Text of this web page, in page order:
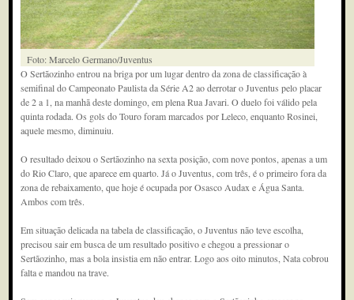
Foto: Marcelo Germano/Juventus
O Sertãozinho entrou na briga por um lugar dentro da zona de classificação à
semifinal do Campeonato Paulista da Série A2 ao derrotar o Juventus pelo placar
de 2 a 1, na manhã deste domingo, em plena Rua Javari. O duelo foi válido pela
quinta rodada. Os gols do Touro foram marcados por Leleco, enquanto Rosinei,
aquele mesmo, diminuiu.
O resultado deixou o Sertãozinho na sexta posição, com nove pontos, apenas a um
do Rio Claro, que aparece em quarto. Já o Juventus, com três, é o primeiro fora da
zona de rebaixamento, que hoje é ocupada por Osasco Audax e Água Santa.
Ambos com três.
Em situação delicada na tabela de classificação, o Juventus não teve escolha,
precisou sair em busca de um resultado positivo e chegou a pressionar o
Sertãozinho, mas a bola insistia em não entrar. Logo aos oito minutos, Nata cobrou
falta e mandou na trave.